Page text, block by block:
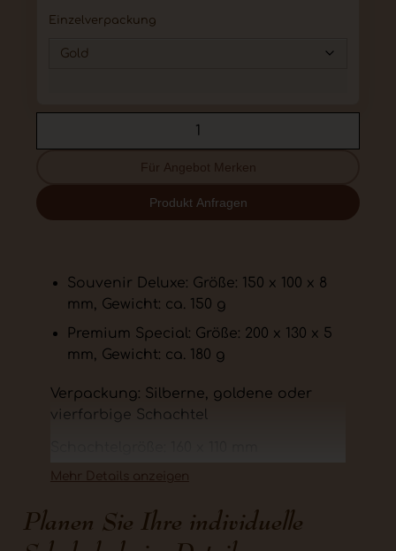
Einzelverpackung
Für Angebot Merken
Produkt Anfragen
Souvenir Deluxe: Größe: 150 x 100 x 8
mm, Gewicht: ca. 150 g
Premium Special: Größe: 200 x 130 x 5
mm, Gewicht: ca. 180 g
Verpackung: Silberne, goldene oder
vierfarbige Schachtel
Große-Premium-Tafel geprägt mit Ihrem
Schokolade als auch auf die
Verpackung. Ab 10 St. lieferbar.
Mehr Details anzeigen
Planen Sie Ihre individuelle